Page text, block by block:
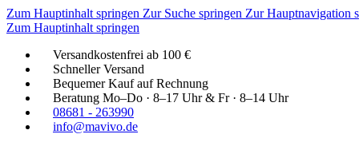
Zum Hauptinhalt springen Zur Suche springen Zur Hauptnavigation
Zum Hauptinhalt springen
Versandkostenfrei ab 100 €
Schneller Versand
Bequemer Kauf auf Rechnung
Beratung Mo–Do · 8–17 Uhr & Fr · 8–14 Uhr
08681 - 263990
info@mavivo.de